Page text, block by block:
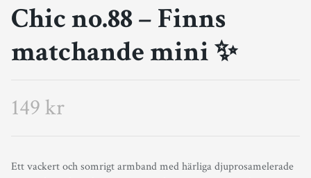
Chic no.88 – Finns
matchande mini ✨
149 kr
Ett vackert och somrigt armband med härliga djuprosamelerade